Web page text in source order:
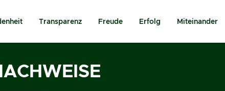
Transparenz Freude Erfolg Miteinander